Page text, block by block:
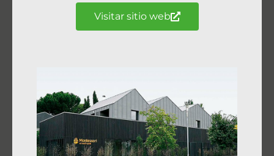
Visitar sitio web